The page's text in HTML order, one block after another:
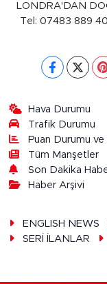
LONDRA'DAN
Tel: 07483 889
Hava Durumu
Trafik Durumu
Puan Durumu
Tüm Manşetler
Son Dakika
Haber Arşivi
ENGLISH NEWS
SERİ İLANLAR